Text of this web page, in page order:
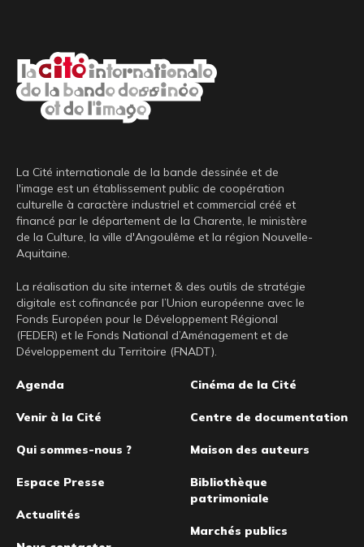
La Cité internationale de la bande dessinée et de
l'image est un établissement public de coopération
culturelle à caractère industriel et commercial créé et
financé par le département de la Charente, le ministère
de la Culture, la ville d'Angoulême et la région Nouvelle-
Aquitaine.
La réalisation du site internet & des outils de stratégie
digitale est cofinancée par l’Union européenne avec le
Fonds Européen pour le Développement Régional
(FEDER) et le Fonds National d’Aménagement et de
Développement du Territoire (FNADT).
Pied
de
Agenda
Venir à la Cité
Qui sommes-nous ?
Espace Presse
Actualités
Cinéma de la Cité
Centre de documentation
Maison des auteurs
Bibliothèque
patrimoniale
Marchés publics